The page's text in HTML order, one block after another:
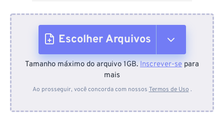
Escolher Arquivos
Do dispositivo
Tamanho máximo do arquivo 1GB. Inscrever-se para
mais
Ao prosseguir, você concorda com nossos Termos de Uso .